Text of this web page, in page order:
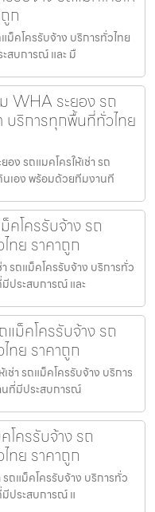
ก
ม็คโครรับจ้าง บริการทั่วไทย
สบการณ์ และ มื
WHA ระยอง รถ
บริการทุกพื้นที่ทั่วไทย
ง รถแมคโครให้เช่า รถ
นเอง พร้อมด้วยทีมงานที
คโครรับจ้าง รถ
ทย ราคาถูก
รถแม็คโครรับจ้าง บริการทั่ว
ประสบการณ์ และ
ม็คโครรับจ้าง รถ
ทย ราคาถูก
ช่า รถแม็คโครรับจ้าง บริการ
นที่มีประสบการณ์
โครรับจ้าง รถ
ทย ราคาถูก
รถแม็คโครรับจ้าง บริการทั่ว
ประสบการณ์ แ